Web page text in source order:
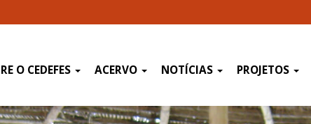
O CEDEFES ACERVO NOTÍCIAS PROJETOS